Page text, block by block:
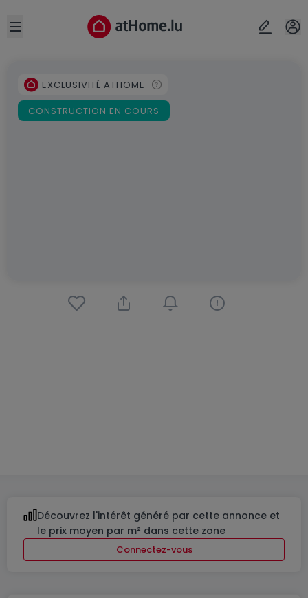
Open sidebar
EXCLUSIVITÉ ATHOME
CONSTRUCTION EN COURS
Découvrez l'intérêt généré par cette annonce et
le prix moyen par m² dans cette zone
Connectez-vous